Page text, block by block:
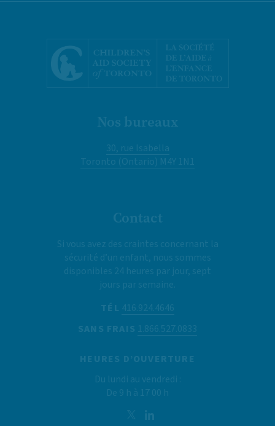
Nos bureaux
30, rue Isabella
Toronto (Ontario) M4Y 1N1
Contact
Si vous avez des craintes concernant la
sécurité d’un enfant, nous sommes
disponibles 24 heures par jour, sept
jours par semaine.
TÉL 416.924.4646
SANS FRAIS 1.866.527.0833
HEURES D’OUVERTURE
Du lundi au vendredi :
De 9 h à 17 00 h